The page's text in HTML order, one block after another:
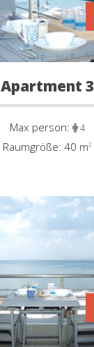
Apartment 3
Max person: 4
Raumgröße: 40 m²